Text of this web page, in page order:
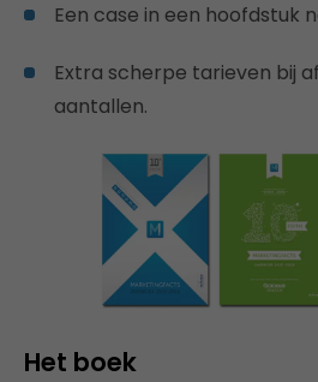
Een case in een hoofdstuk
Extra scherpe tarieven bij
aantallen.
Het boek